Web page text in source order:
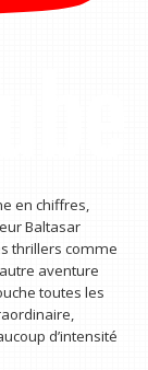
en chiffres,
Baltasar
thrillers comme
aventure
toutes les
d’intensité